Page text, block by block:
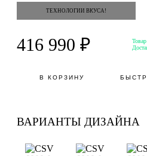
ВАРИАНТЫ ДИЗАЙНА
ТЕХНОЛОГИИ ВКУСА!
416 990 ₽
В КОРЗИНУ